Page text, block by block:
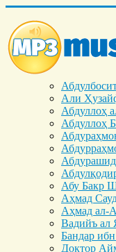
Али
Абдуллоҳ
Абдуллоҳ
Абу Бакр
Аҳмад
Аҳмад ал-
Вадийъ ал
Бандар
Доктор